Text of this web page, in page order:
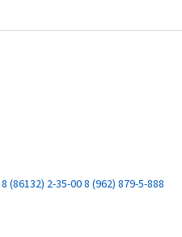
8 (86132) 2-35-008 (962) 879-5-888